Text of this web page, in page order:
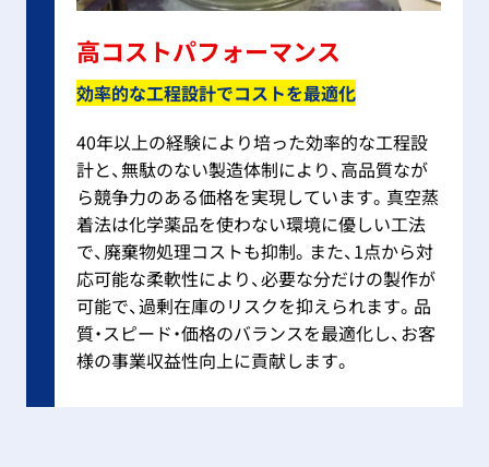
高コストパフォーマンス
効率的な工程設計でコストを最適化
40年以上の経験により培った効率的な工程設
計と、無駄のない製造体制により、高品質なが
ら競争力のある価格を実現しています。真空蒸
着法は化学薬品を使わない環境に優しい工法
で、廃棄物処理コストも抑制。また、1点から対
応可能な柔軟性により、必要な分だけの製作が
可能で、過剰在庫のリスクを抑えられます。品
質・スピード・価格のバランスを最適化し、お客
様の事業収益性向上に貢献します。